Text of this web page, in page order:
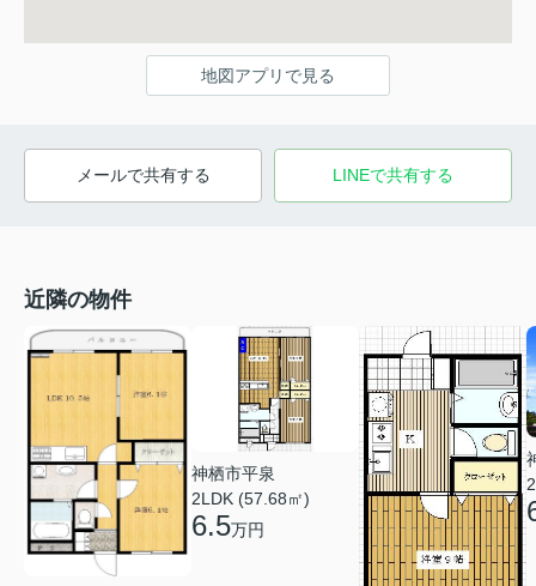
地図アプリで見る
メールで共有する LINEで共有する
近隣の物件
神栖市平泉
2LDK (57.68㎡)
6.5万円